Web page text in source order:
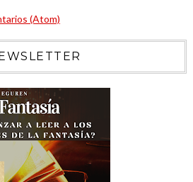
(Atom)